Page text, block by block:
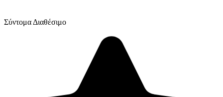
Σύντομα Διαθέσιμο